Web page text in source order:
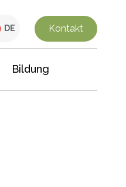
DE Kontakt
Bildung